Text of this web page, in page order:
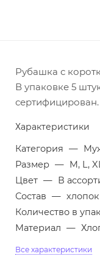
Рубашка с
В упаковке 5
сертифицирован.
Характеристики
Категория —
Размер — M, L,
Цвет — В
Состав — хлопок
Количество в
Материал —
Все характеристики